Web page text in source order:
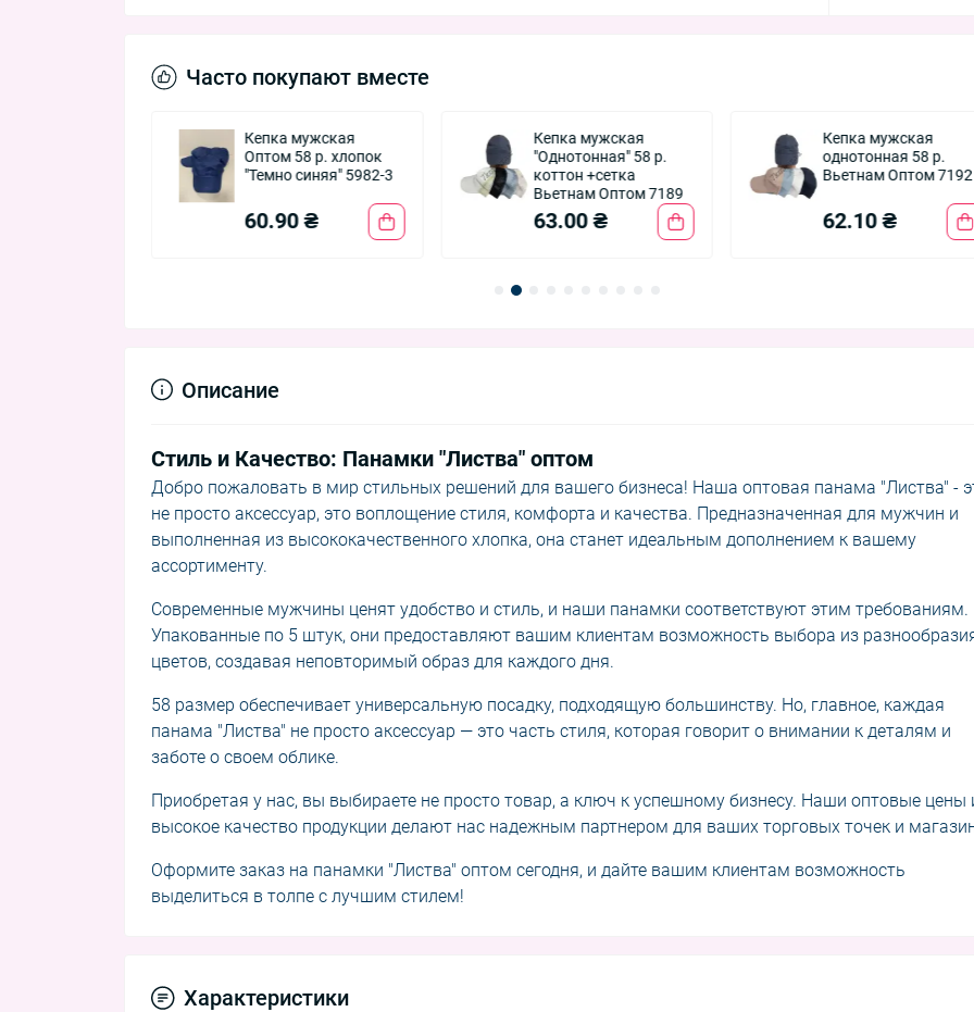
Часто покупают вместе
Кепка мужская
Оптом 58 р. хлопок
"Темно синяя" 5982-3
60.90 ₴
Кепка мужская
"Однотонная" 58 р.
коттон +сетка
Вьетнам Оптом 7189
63.00 ₴
Кепка мужская
однотонная 58 р.
Вьетнам Оптом 7192
62.10 ₴
Описание
Стиль и Качество: Панамки "Листва" оптом
Добро пожаловать в мир стильных решений для вашего бизнеса! Наша оптовая панама "Листва" -
не просто аксессуар, это воплощение стиля, комфорта и качества. Предназначенная для мужчин и
выполненная из высококачественного хлопка, она станет идеальным дополнением к вашему
ассортименту.
Современные мужчины ценят удобство и стиль, и наши панамки соответствуют этим требованиям.
Упакованные по 5 штук, они предоставляют вашим клиентам возможность выбора из
цветов, создавая неповторимый образ для каждого дня.
58 размер обеспечивает универсальную посадку, подходящую большинству. Но, главное, каждая
панама "Листва" не просто аксессуар — это часть стиля, которая говорит о внимании к деталям и
заботе о своем облике.
Приобретая у нас, вы выбираете не просто товар, а ключ к успешному бизнесу. Наши оптовые цены
высокое качество продукции делают нас надежным партнером для ваших торговых точек и
Оформите заказ на панамки "Листва" оптом сегодня, и дайте вашим клиентам возможность
выделиться в толпе с лучшим стилем!
Характеристики